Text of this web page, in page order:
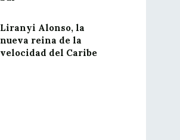
Liranyi Alonso, la
nueva reina de la
velocidad del Caribe